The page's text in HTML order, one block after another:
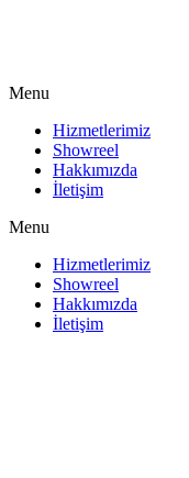
Menu
Hizmetlerimiz
Showreel
Hakkımızda
İletişim
Menu
Hizmetlerimiz
Showreel
Hakkımızda
İletişim